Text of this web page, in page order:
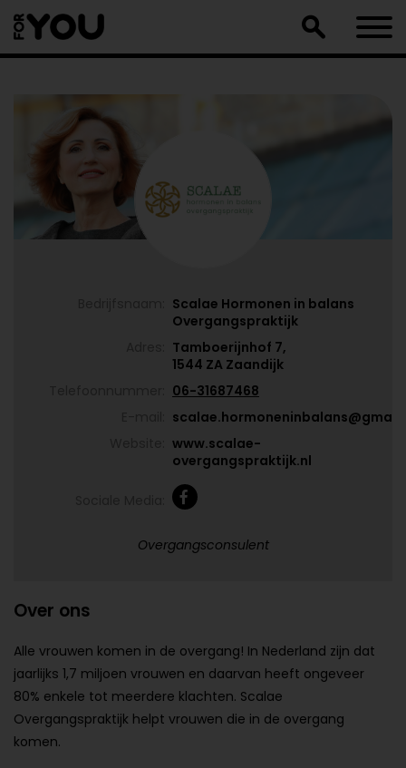
naar
artikel
Scalae Hormonen in balans
Overgangspraktijk
Tamboerijnhof 7,
1544 ZA Zaandijk
06-31687468
www.scalae-
overgangspraktijk.nl
Overgangsconsulent
Over ons
Alle vrouwen komen in de overgang! In Nederland zijn dat
jaarlijks 1,7 miljoen vrouwen en daarvan heeft ongeveer
80% enkele tot meerdere klachten. Scalae
Overgangspraktijk helpt vrouwen die in de overgang
komen.